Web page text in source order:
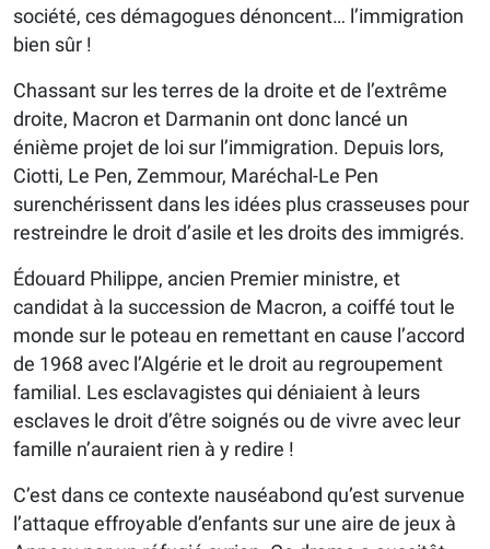
société, ces démagogues dénoncent… l’immigration
bien sûr !
Chassant sur les terres de la droite et de l’extrême
droite, Macron et Darmanin ont donc lancé un
énième projet de loi sur l’immigration. Depuis lors,
Ciotti, Le Pen, Zemmour, Maréchal-Le Pen
surenchérissent dans les idées plus crasseuses pour
restreindre le droit d’asile et les droits des immigrés.
Édouard Philippe, ancien Premier ministre, et
candidat à la succession de Macron, a coiffé tout le
monde sur le poteau en remettant en cause l’accord
de 1968 avec l’Algérie et le droit au regroupement
familial. Les esclavagistes qui déniaient à leurs
esclaves le droit d’être soignés ou de vivre avec leur
famille n’auraient rien à y redire !
C’est dans ce contexte nauséabond qu’est survenue
l’attaque effroyable d’enfants sur une aire de jeux à